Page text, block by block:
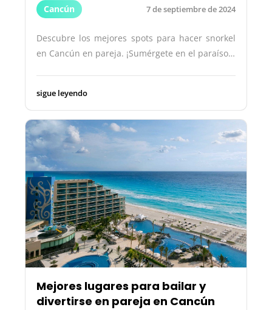
Cancún 7 de septiembre de 2024
Descubre los mejores spots para hacer snorkel
en Cancún en pareja. ¡Sumérgete en el paraíso…
sigue leyendo
Mejores lugares para bailar y
divertirse en pareja en Cancún